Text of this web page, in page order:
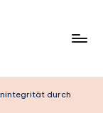
durch